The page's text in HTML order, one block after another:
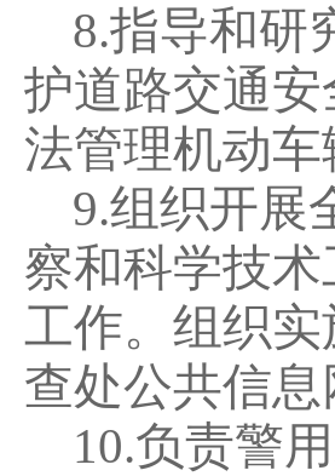
8.指导和研
护道路交通
法管理机动
9.组织开展
察和科学技
工作。组织
查处公共信
10.负责警